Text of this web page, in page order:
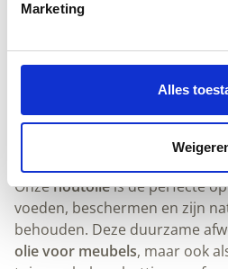
Marketing
Alles
Natuurlijke vernis olie |
1 2 3
Natuurlijke houtolie
Onzehoutolieis de perfecte
voeden, beschermen en zijn
behouden. Deze duurzame
olie voor meubels, maar ook